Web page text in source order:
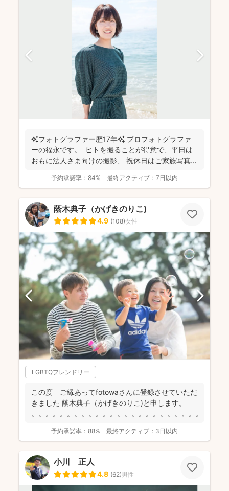
✨フォトグラファー歴17年✨ プロフォトグラファ
ーの福永です。 ヒトを撮ることが得意で、平日は
おもに法人さま向けの撮影、 祝休日はご家族写真や
予約承諾率： 84% 最終アクティブ： 7日以内
蔭木典子（かげきのりこ)
4.9 (108)女性
LGBTQフレンドリー
この度 ご縁あってfotowaさんに登録させていただ
きました 蔭木典子（かげきのりこ)と申します。
。。。。。。。。。。。。。。。。。。。。。。。。。...
予約承諾率： 88% 最終アクティブ： 3日以内
小川 正人
4.8 (62)男性